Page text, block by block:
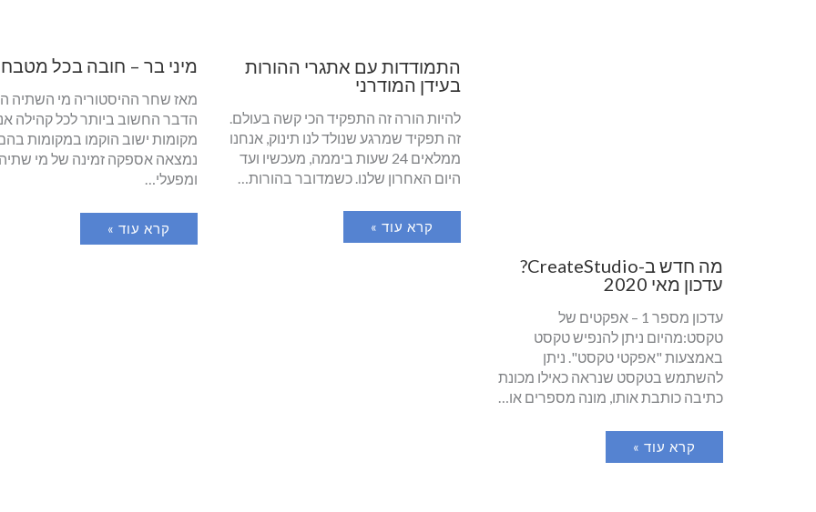
מה חדש ב-CreateStudio?
עדכון מאי 2020
עדכון מספר 1 – אפקטים של
טקסט:מהיום ניתן להנפיש טקסט
באמצעות "אפקטי טקסט". ניתן
להשתמש בטקסט שנראה כאילו מכונת
כתיבה כותבת אותו, מונה מספרים או…
קרא עוד »
התמודדות עם אתגרי ההורות
בעידן המודרני
להיות הורה זה התפקיד הכי קשה בעולם.
זה תפקיד שמרגע שנולד לנו תינוק, אנחנו
ממלאים 24 שעות ביממה, מעכשיו ועד
היום האחרון שלנו. כשמדובר בהורות…
קרא עוד »
מיני בר – חובה בכל מטבח
מאז שחר ההיסטוריה מי השתיה
הדבר החשוב ביותר לכל קהילה
מקומות ישוב הוקמו במקומות
נמצאה אספקה זמינה של מי
ומפעלי…
קרא עוד »